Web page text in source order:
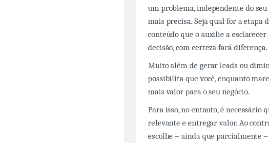
um problema, independente do
mais precisa. Seja qual for a etapa
conteúdo que o auxilie a
decisão, com certeza fará diferença.
Muito além de gerar leads ou
possibilita que você, enquanto
mais valor para o seu negócio.
Para isso, no entanto, é necessário
relevante e entregar valor. Ao
escolhe – ainda que parcialmente